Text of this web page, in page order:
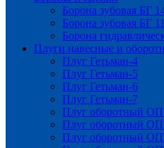
Борона зубовая БГ
Борона зубовая БГ
Борона
Плуги навесные и
Плуг Гетьман-4
Плуг Гетьман-5
Плуг Гетьман-6
Плуг Гетьман-7
Плуг оборотный
Плуг оборотный
Плуг оборотный